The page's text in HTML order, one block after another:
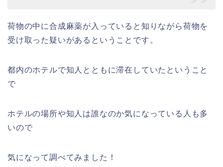
荷物の中に合成麻薬が入っていると知りながら荷物を
受け取った疑いがあるということです。
都内のホテルで知人とともに滞在していたということ
で
ホテルの場所や知人は誰なのか気になっている人も多
いので
気になって調べてみました！